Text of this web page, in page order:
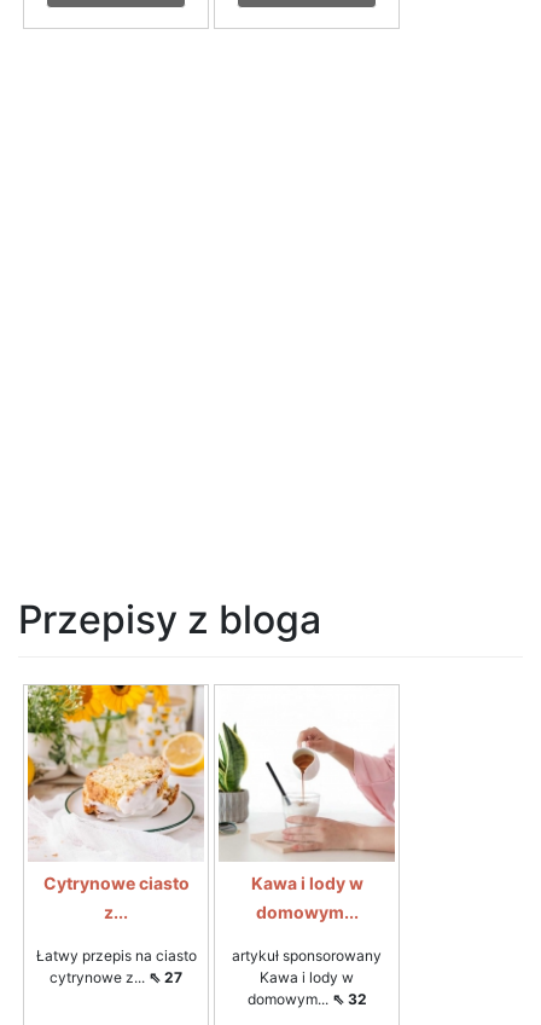
Przepisy z bloga
Cytrynowe ciasto
z...
Łatwy przepis na ciasto
cytrynowe z... ⇖ 27
Kawa i lody w
domowym...
artykuł sponsorowany
Kawa i lody w
domowym... ⇖ 32